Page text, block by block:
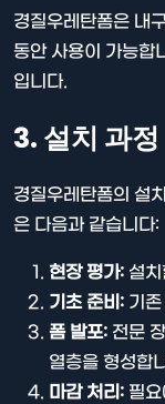
경질우레탄폼은 내
동안 사용이 가능합
입니다.
3. 설치 과정
경질우레탄폼의 설
은 다음과 같습니다:
현장 평가: 설
기초 준비: 기
폼 발포: 전문
열층을 형성합
마감 처리: 필